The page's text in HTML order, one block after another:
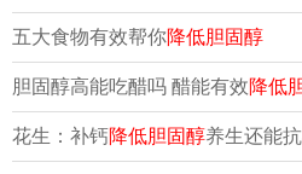
五大食物有效帮你降低胆固醇
胆固醇高能吃醋吗 醋能有效降低
花生：补钙降低胆固醇养生还能